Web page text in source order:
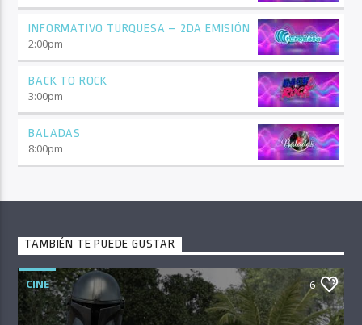
INFORMATIVO TURQUESA – 2DA EMISIÓN
2:00pm
BACK TO ROCK
3:00pm
BALADAS
8:00pm
TAMBIÉN TE PUEDE GUSTAR
CINE 6